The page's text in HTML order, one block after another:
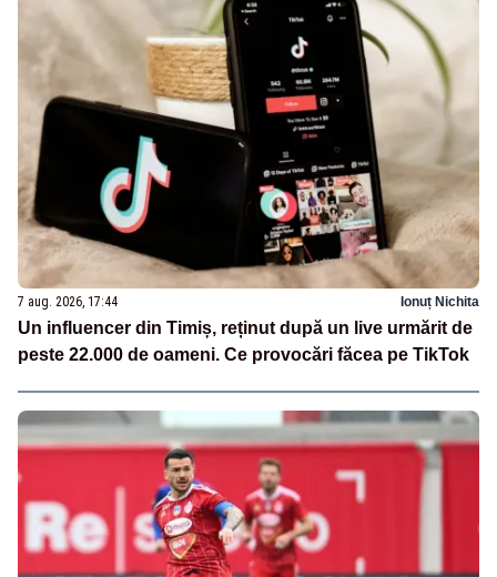
7 aug. 2026, 17:44 Ionuț Nichita
Un influencer din Timiș, reținut după un live urmărit de
peste 22.000 de oameni. Ce provocări făcea pe TikTok